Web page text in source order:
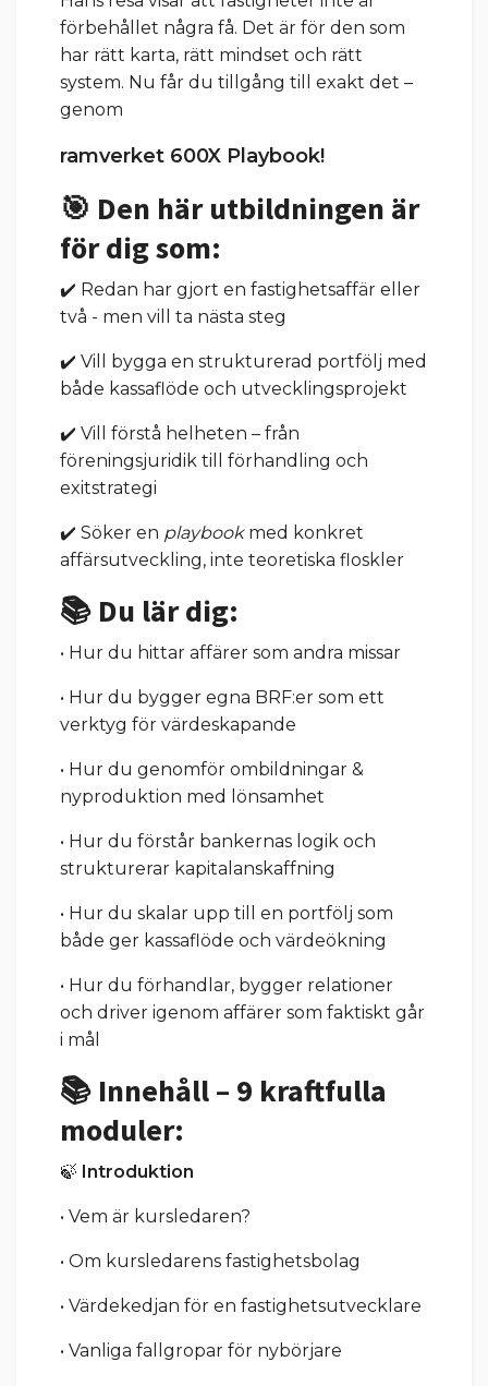
förbehållet några få. Det är för den som
har rätt karta, rätt mindset och rätt
system. Nu får du tillgång till exakt det –
genom
ramverket 600X Playbook!
🎯 Den här utbildningen är
för dig som:
✔️ Redan har gjort en fastighetsaffär eller
två - men vill ta nästa steg
✔️ Vill bygga en strukturerad portfölj med
både kassaflöde och utvecklingsprojekt
✔️ Vill förstå helheten – från
föreningsjuridik till förhandling och
exitstrategi
✔️ Söker en playbookmed konkret
affärsutveckling, inte teoretiska floskler
📚 Du lär dig:
• Hur du hittar affärer som andra missar
• Hur du bygger egna BRF:er som ett
verktyg för värdeskapande
• Hur du genomför ombildningar &
nyproduktion med lönsamhet
• Hur du förstår bankernas logik och
strukturerar kapitalanskaffning
• Hur du skalar upp till en portfölj som
både ger kassaflöde och värdeökning
• Hur du förhandlar, bygger relationer
och driver igenom affärer som faktiskt går
i mål
📚 Innehåll – 9 kraftfulla
moduler:
🍃 Introduktion
• Vem är kursledaren?
• Om kursledarens fastighetsbolag
• Värdekedjan för en fastighetsutvecklare
• Vanliga fallgropar för nybörjare